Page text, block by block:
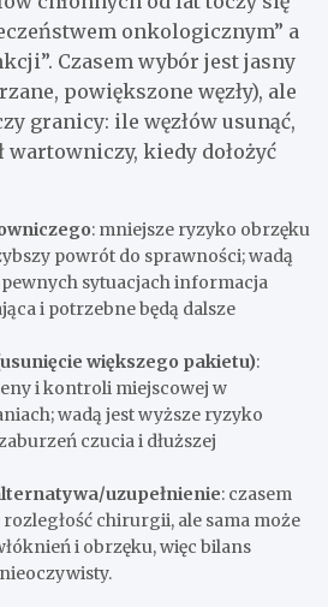
onkologicznym” a
Czasem wybór jest jasny
powiększone węzły), ale
granicy: ile węzłów usunąć,
wartowniczy, kiedy dołożyć
: mniejsze ryzyko obrzęku
powrót do sprawności; wadą
sytuacjach informacja
i potrzebne będą dalsze
większego pakietu):
i kontroli miejscowej w
wadą jest wyższe ryzyko
czucia i dłuższej
uzupełnienie: czasem
chirurgii, ale sama może
i obrzęku, więc bilans